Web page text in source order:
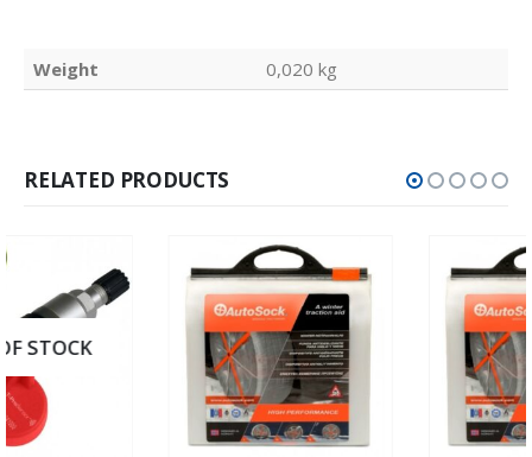
Weight 0,020 kg
RELATED PRODUCTS